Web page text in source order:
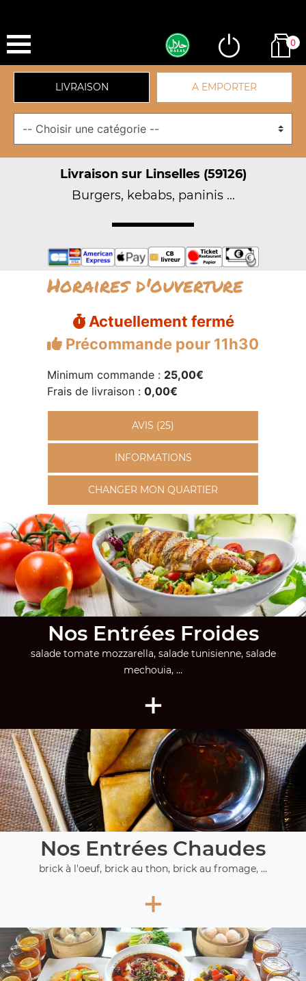
0
LIVRAISON A EMPORTER
Livraison sur Linselles (59126)
Burgers, kebabs, paninis ...
Horaires d'ouverture
Actuellement fermé
Précommande pour 11h30
Minimum commande : 25,00€
Frais de livraison : 0,00€
AVIS (25)
INFORMATIONS
CHANGER MON QUARTIER
Nos Entrées Froides
salade tomate mozzarella, salade tunisienne, salade
mechouia, ...
+
Nos Entrées Chaudes
brick à l'oeuf, brick au thon, brick au fromage, ...
+